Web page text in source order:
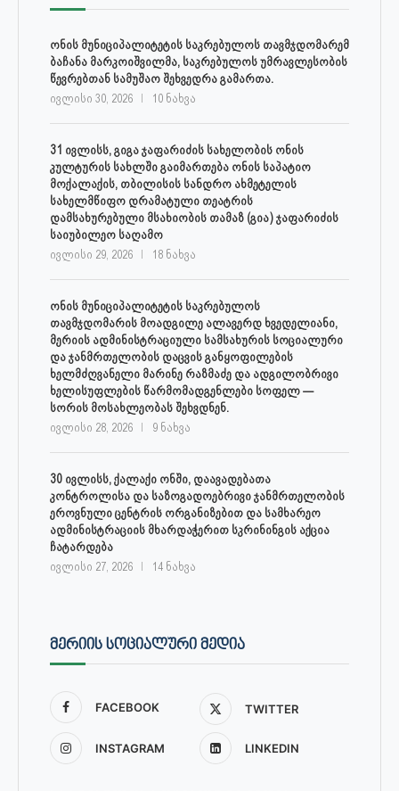
ონის მუნიციპალიტეტის საკრებულოს თავმჯდომარემ
ბაჩანა მარკოიშვილმა, საკრებულოს უმრავლესობის
წევრებთან სამუშაო შეხვედრა გამართა.
ივლისი 30, 2026 10 ნახვა
31 ივლისს, გიგა ჯაფარიძის სახელობის ონის
კულტურის სახლში გაიმართება ონის საპატიო
მოქალაქის, თბილისის სანდრო ახმეტელის
სახელმწიფო დრამატული თეატრის
დამსახურებული მსახიობის თამაზ (გია) ჯაფარიძის
საიუბილეო საღამო
ივლისი 29, 2026 18 ნახვა
ონის მუნიციპალიტეტის საკრებულოს
თავმჯდომარის მოადგილე ალავერდ ხვედელიანი,
მერიის ადმინისტრაციული სამსახურის სოციალური
და ჯანმრთელობის დაცვის განყოფილების
ხელმძღვანელი მარინე რაზმაძე და ადგილობრივი
ხელისუფლების წარმომადგენლები სოფელ —
სორის მოსახლეობას შეხვდნენ.
ივლისი 28, 2026 9 ნახვა
30 ივლისს, ქალაქი ონში, დაავადებათა
კონტროლისა და საზოგადოებრივი ჯანმრთელობის
ეროვნული ცენტრის ორგანიზებით და სამხარეო
ადმინისტრაციის მხარდაჭერით სკრინინგის აქცია
ჩატარდება
ივლისი 27, 2026 14 ნახვა
ᲛᲔᲠᲘᲘᲡ ᲡᲝᲪᲘᲐᲚᲣᲠᲘ ᲛᲔᲓᲘᲐ
FACEBOOK TWITTER
INSTAGRAM LINKEDIN